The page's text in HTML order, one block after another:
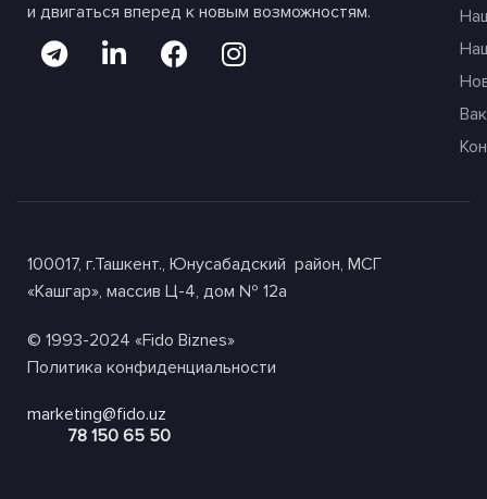
и двигаться вперед к новым возможностям.
100017, г.Ташкент., Юнусабадский район, МСГ
«Кашгар», массив Ц-4, дом № 12а
© 1993-2024 «Fido Biznes»
Политика конфиденциальности
marketing@fido.uz
78 150 65 50